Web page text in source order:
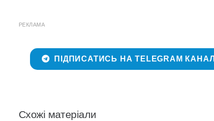
РЕКЛАМА
ПІДПИСАТИСЬ НА TELEGRAM КАНАЛ
Схожі матеріали